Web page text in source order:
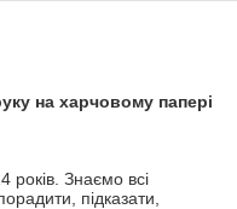
на харчовому папері
років. Знаємо всі
підказати,